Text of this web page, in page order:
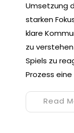
Umsetzung
starken
klare
zu
Spiels zu
Prozess
Read